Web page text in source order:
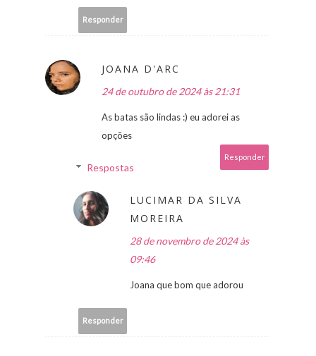
Responder
JOANA D'ARC
24 de outubro de 2024 às 21:31
As batas são lindas :) eu adorei as
opções
Responder
Respostas
LUCIMAR DA SILVA
MOREIRA
28 de novembro de 2024 às
09:46
Joana que bom que adorou
Responder